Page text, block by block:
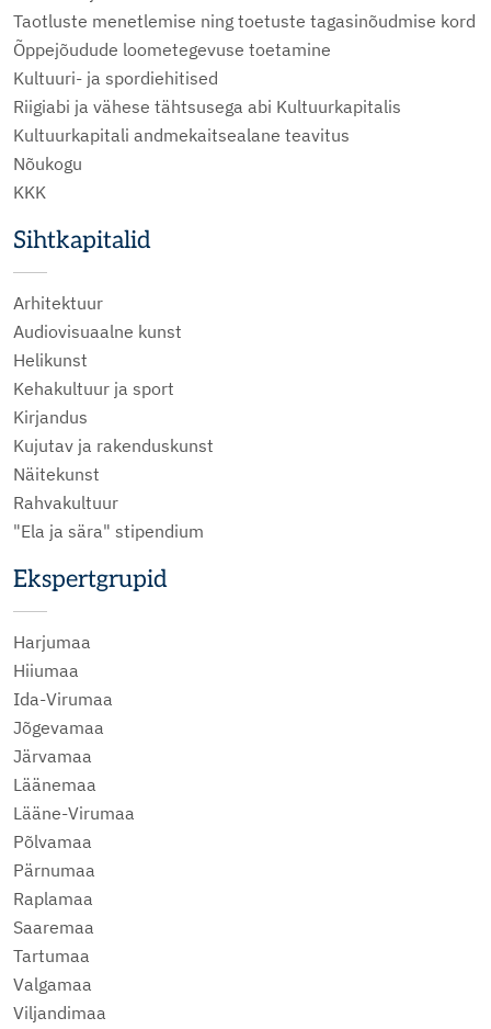
Taotluste menetlemise ning toetuste tagasinõudmise kord
Õppejõudude loometegevuse toetamine
Kultuuri- ja spordiehitised
Riigiabi ja vähese tähtsusega abi Kultuurkapitalis
Kultuurkapitali andmekaitsealane teavitus
Nõukogu
KKK
Sihtkapitalid
Arhitektuur
Audiovisuaalne kunst
Helikunst
Kehakultuur ja sport
Kirjandus
Kujutav ja rakenduskunst
Näitekunst
Rahvakultuur
"Ela ja sära" stipendium
Ekspertgrupid
Harjumaa
Hiiumaa
Ida-Virumaa
Jõgevamaa
Järvamaa
Läänemaa
Lääne-Virumaa
Põlvamaa
Pärnumaa
Raplamaa
Saaremaa
Tartumaa
Valgamaa
Viljandimaa